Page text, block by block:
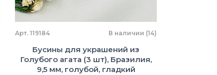
Арт. 119184 В наличии (14)
Бусины для украшений из
Голубого агата (3 шт), Бразилия,
9,5 мм, голубой, гладкий